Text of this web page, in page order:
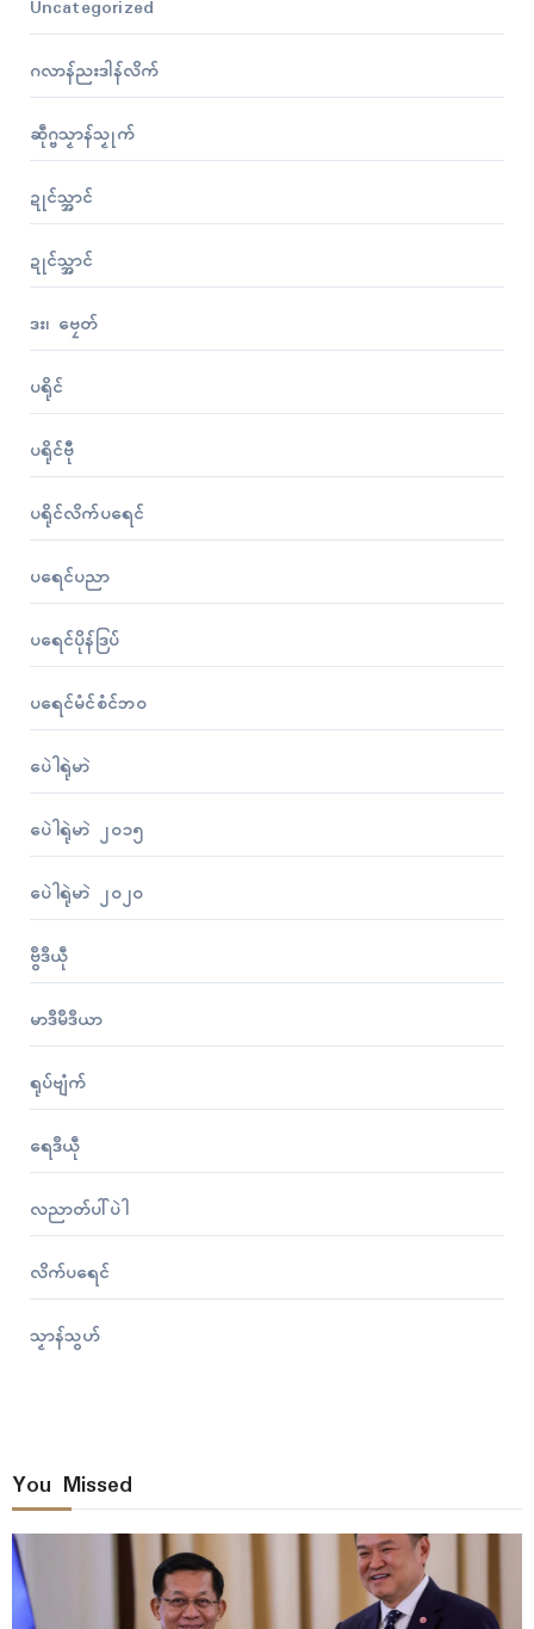
Uncategorized
ဂလာန်ညးဒါန်လိက်
ဆဵုဂ္ဗသၟာန်သၟုက်
ဍုၚ်သ္အာၚ်
ဍုၚ်သ္အာၚ်
ဒး၊ ဗၠေတ်
ပရိုၚ်
ပရိုၚ်ဗီု
ပရိုၚ်လိက်ပရေၚ်
ပရေၚ်ပညာ
ပရေၚ်ပိုန်ဒြပ်
ပရေၚ်မံၚ်စံၚ်ဘဝ
ပေဲါရုဲမာဲ
ပေဲါရုဲမာဲ ၂၀၁၅
ပေဲါရုဲမာဲ ၂၀၂၀
ဗွဳဒဳယဵု
မာဒဳမဳဒဳယာ
ရုပ်ဗျံက်
ရေဒဳယဵု
လညာတ်ပါ်ပဲါ
လိက်ပရေၚ်
သၟာန်သွဟ်
You Missed